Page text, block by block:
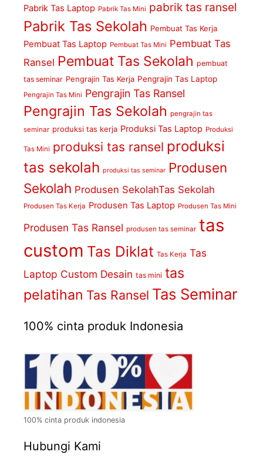
Pabrik Tas Laptop Pabrik Tas Mini pabrik tas ransel
Pabrik Tas Sekolah Pembuat Tas Kerja
Pembuat Tas Laptop Pembuat Tas Mini Pembuat Tas
Ransel Pembuat Tas Sekolah pembuat
tas seminar Pengrajin Tas Kerja Pengrajin Tas Laptop
Pengrajin Tas Mini Pengrajin Tas Ransel
Pengrajin Tas Sekolah pengrajin tas
seminar produksi tas kerja Produksi Tas Laptop Produksi
Tas Mini produksi tas ransel produksi
tas sekolah produksi tas seminar Produsen
Sekolah Produsen SekolahTas Sekolah
Produsen Tas Kerja Produsen Tas Laptop Produsen Tas Mini
Produsen Tas Ransel produsen tas seminar tas
custom Tas Diklat Tas Kerja Tas
Laptop Custom Desain tas mini tas
pelatihan Tas Ransel Tas Seminar
100% cinta produk Indonesia
100% cinta produk indonesia
Hubungi Kami